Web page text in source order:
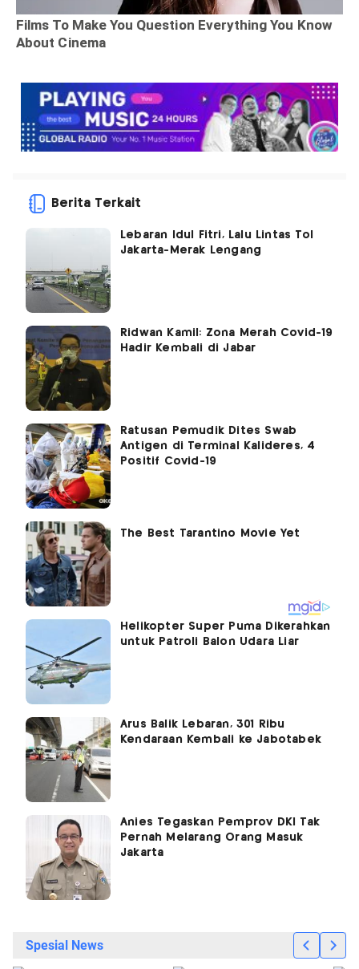
Berita Terkait
Lebaran Idul Fitri, Lalu Lintas Tol
Jakarta-Merak Lengang
Ridwan Kamil: Zona Merah Covid-19
Hadir Kembali di Jabar
Ratusan Pemudik Dites Swab
Antigen di Terminal Kalideres, 4
Positif Covid-19
Helikopter Super Puma Dikerahkan
untuk Patroli Balon Udara Liar
Arus Balik Lebaran, 301 Ribu
Kendaraan Kembali ke Jabotabek
Anies Tegaskan Pemprov DKI Tak
Pernah Melarang Orang Masuk
Jakarta